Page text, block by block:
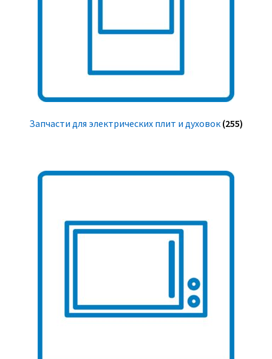
Запчасти для электрических плит и духовок (255)